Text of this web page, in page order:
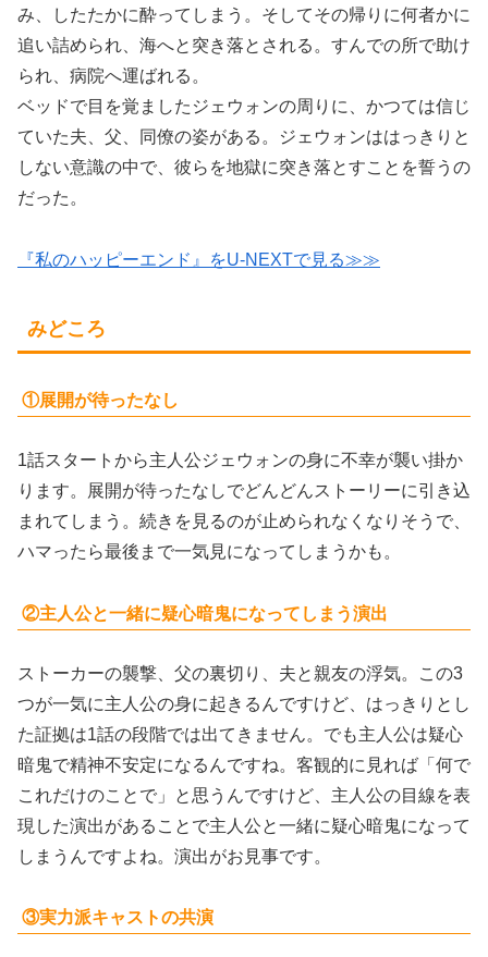
み、したたかに酔ってしまう。そしてその帰りに何者かに
追い詰められ、海へと突き落とされる。すんでの所で助け
られ、病院へ運ばれる。
ベッドで目を覚ましたジェウォンの周りに、かつては信じ
ていた夫、父、同僚の姿がある。ジェウォンははっきりと
しない意識の中で、彼らを地獄に突き落とすことを誓うの
だった。
『私のハッピーエンド』をU-NEXTで見る≫≫
みどころ
①展開が待ったなし
1話スタートから主人公ジェウォンの身に不幸が襲い掛か
ります。展開が待ったなしでどんどんストーリーに引き込
まれてしまう。続きを見るのが止められなくなりそうで、
ハマったら最後まで一気見になってしまうかも。
②主人公と一緒に疑心暗鬼になってしまう演出
ストーカーの襲撃、父の裏切り、夫と親友の浮気。この3
つが一気に主人公の身に起きるんですけど、はっきりとし
た証拠は1話の段階では出てきません。でも主人公は疑心
暗鬼で精神不安定になるんですね。客観的に見れば「何で
これだけのことで」と思うんですけど、主人公の目線を表
現した演出があることで主人公と一緒に疑心暗鬼になって
しまうんですよね。演出がお見事です。
③実力派キャストの共演